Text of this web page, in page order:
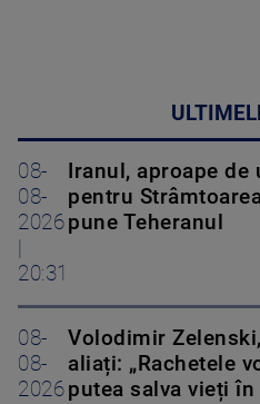
08-
08-
2026
20:31
Iranul, aproape de
pentru
pune Teheranul
08-
08-
2026
Volodimir
aliați: „Rachetele
putea salva vieți în